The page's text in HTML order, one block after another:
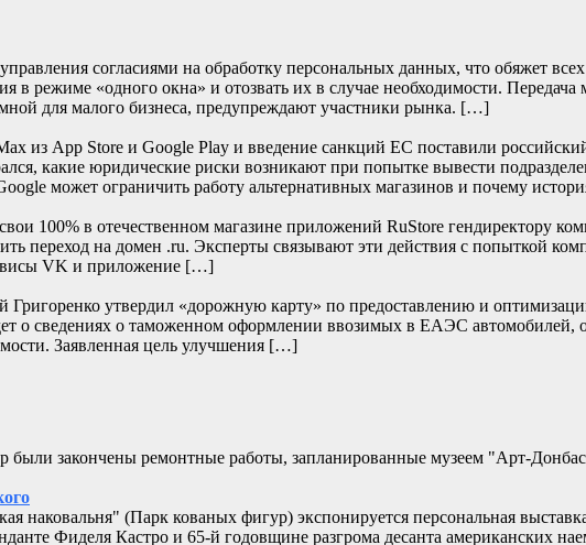
согласиями на обработку персональных данных, что обяжет
в режиме «одного окна» и отозвать их в случае необходимости.
для малого бизнеса, предупреждают участники рынка. […]
App Store и Google Play и введение санкций ЕС поставили
какие юридические риски возникают при попытке вывести
может ограничить работу альтернативных магазинов и почему
100% в отечественном магазине приложений RuStore гендиректору
переход на домен .ru. Эксперты связывают эти действия с попыткой
VK и приложение […]
Григоренко утвердил «дорожную карту» по предоставлению и
о сведениях о таможенном оформлении ввозимых в ЕАЭС автомобилей,
Заявленная цель улучшения […]
были закончены ремонтные работы, запланированные музеем "Арт-
наковальня" (Парк кованых фигур) экспонируется персональная
Фиделя Кастро и 65-й годовщине разгрома десанта американских